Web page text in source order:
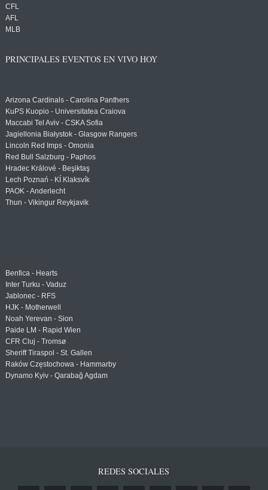
CFL
AFL
MLB
PRINCIPALES EVENTOS EN VIVO HOY
Arizona Cardinals - Carolina Panthers
KuPS Kuopio - Universitatea Craiova
Maccabi Tel Aviv - CSKA Sofia
Jagiellonia Białystok - Glasgow Rangers
Lincoln Red Imps - Omonia
Red Bull Salzburg - Paphos
Hradec Králové - Beşiktaş
Lech Poznań - KÍ Klaksvík
PAOK - Anderlecht
Thun - Vikingur Reykjavik
Benfica - Hearts
Inter Turku - Vaduz
Jablonec - RFS
HJK - Motherwell
Noah Yerevan - Sion
Paide LM - Rapid Wien
CFR Cluj - Tromsø
Sheriff Tiraspol - St. Gallen
Raków Częstochowa - Hammarby
Dynamo Kyiv - Qarabağ Agdam
REDES SOCIALES